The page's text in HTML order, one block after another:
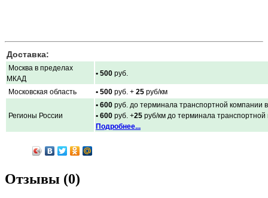
Доставка:
Москва в пределах
МКАД
• 500 руб.
Московская область • 500 руб. + 25 руб/км
Регионы России
• 600 руб. до терминала транспортной компании
• 600 руб. +25 руб/км до терминала
Подробнее...
Отзывы (0)